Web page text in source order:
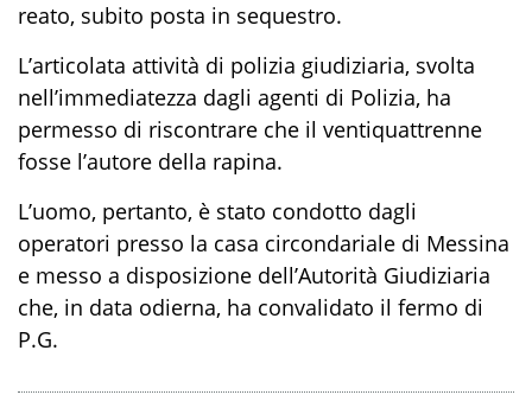
reato, subito posta in sequestro.
L’articolata attività di polizia giudiziaria, svolta
nell’immediatezza dagli agenti di Polizia, ha
permesso di riscontrare che il ventiquattrenne
fosse l’autore della rapina.
L’uomo, pertanto, è stato condotto dagli
operatori presso la casa circondariale di Messina
e messo a disposizione dell’Autorità Giudiziaria
che, in data odierna, ha convalidato il fermo di
P.G.